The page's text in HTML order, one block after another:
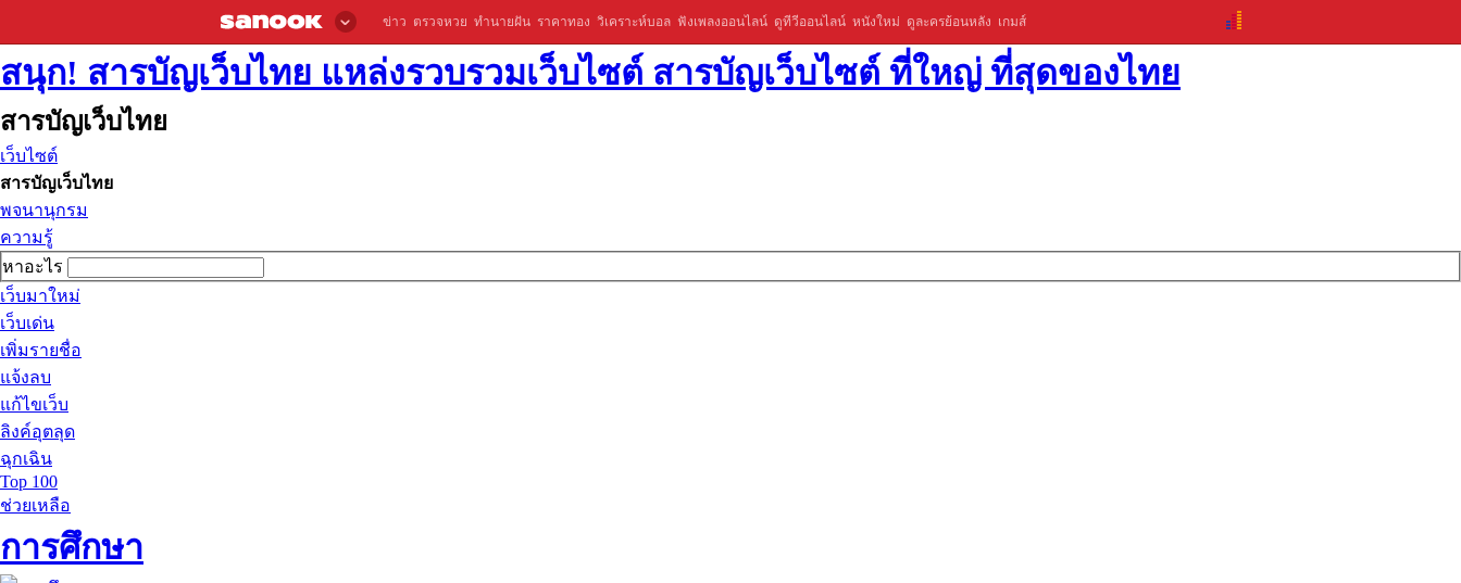
ข่าว ตรวจหวย ทำนายฝัน ราคาทอง วิเคราะห์บอล ฟังเพลงออนไลน์ ดูทีวีออนไลน์ หนังใหม่ ดูละครย้อนหลัง เกมส์
สนุก! สารบัญเว็บไทย แหล่งรวบรวมเว็บไซต์ สารบัญเว็บไซต์ ที่ใหญ่ ที่สุดของไทย
สารบัญเว็บไทย
เว็บไซต์
สารบัญเว็บไทย
พจนานุกรม
ความรู้
หาอะไร
เว็บมาใหม่
เว็บเด่น
เพิ่มรายชื่อ
แจ้งลบ
แก้ไขเว็บ
ลิงค์อุตลุด
ฉุกเฉิน
Top 100
ช่วยเหลือ
การศึกษา